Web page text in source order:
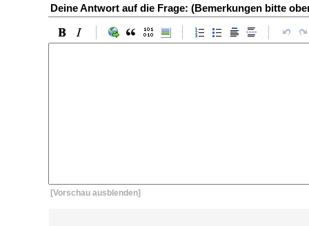
Deine Antwort auf die Frage: (Bemerkungen bitte
[Vorschau ausblenden]